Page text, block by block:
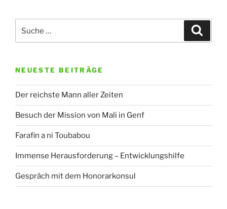
nach:
NEUESTE BEITRÄGE
Der reichste Mann aller Zeiten
Besuch der Mission von Mali in Genf
Farafin a ni Toubabou
Immense Herausforderung – Entwicklungshilfe
Gespräch mit dem Honorarkonsul